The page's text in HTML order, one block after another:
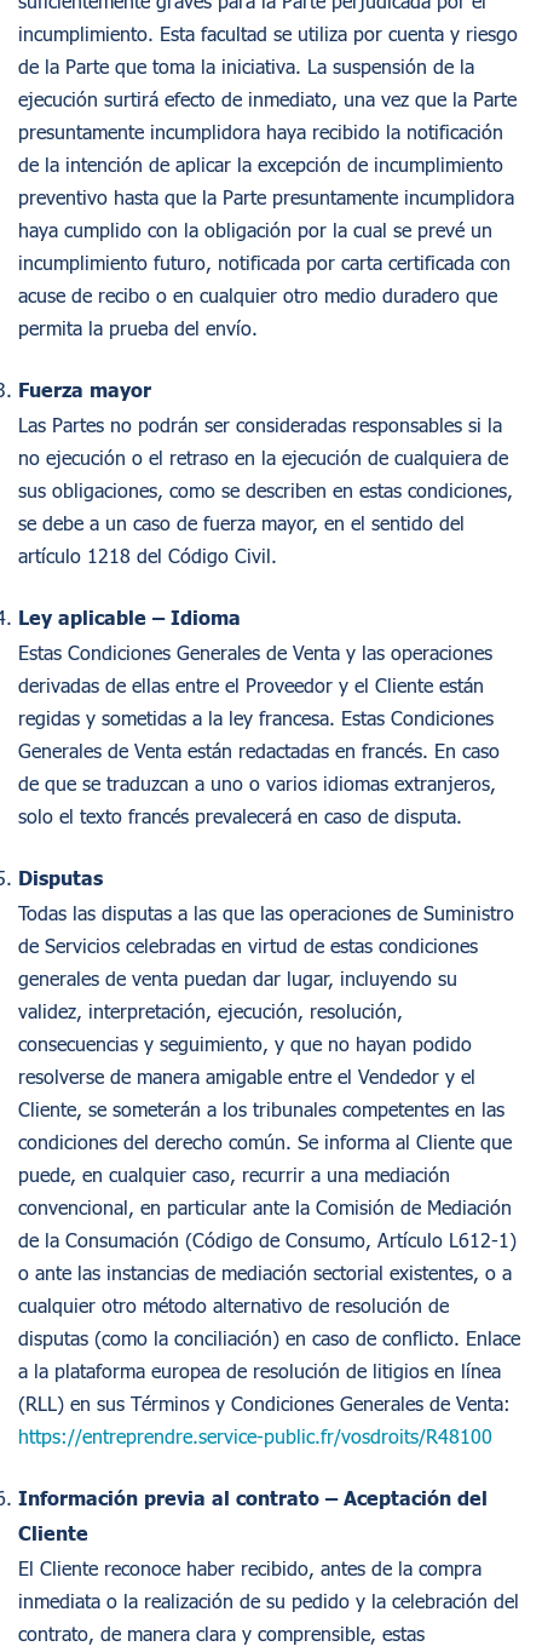
incumplimiento. Esta facultad se utiliza por cuenta y riesgo
de la Parte que toma la iniciativa. La suspensión de la
ejecución surtirá efecto de inmediato, una vez que la Parte
presuntamente incumplidora haya recibido la notificación
de la intención de aplicar la excepción de incumplimiento
preventivo hasta que la Parte presuntamente incumplidora
haya cumplido con la obligación por la cual se prevé un
incumplimiento futuro, notificada por carta certificada con
acuse de recibo o en cualquier otro medio duradero que
permita la prueba del envío.
Fuerza mayor
Las Partes no podrán ser consideradas responsables si la
no ejecución o el retraso en la ejecución de cualquiera de
sus obligaciones, como se describen en estas condiciones,
se debe a un caso de fuerza mayor, en el sentido del
artículo 1218 del Código Civil.
Ley aplicable – Idioma
Estas Condiciones Generales de Venta y las operaciones
derivadas de ellas entre el Proveedor y el Cliente están
regidas y sometidas a la ley francesa. Estas Condiciones
Generales de Venta están redactadas en francés. En caso
de que se traduzcan a uno o varios idiomas extranjeros,
solo el texto francés prevalecerá en caso de disputa.
Disputas
Todas las disputas a las que las operaciones de Suministro
de Servicios celebradas en virtud de estas condiciones
generales de venta puedan dar lugar, incluyendo su
validez, interpretación, ejecución, resolución,
consecuencias y seguimiento, y que no hayan podido
resolverse de manera amigable entre el Vendedor y el
Cliente, se someterán a los tribunales competentes en las
condiciones del derecho común. Se informa al Cliente que
puede, en cualquier caso, recurrir a una mediación
convencional, en particular ante la Comisión de Mediación
de la Consumación (Código de Consumo, Artículo L612-1)
o ante las instancias de mediación sectorial existentes, o a
cualquier otro método alternativo de resolución de
disputas (como la conciliación) en caso de conflicto. Enlace
a la plataforma europea de resolución de litigios en línea
(RLL) en sus Términos y Condiciones Generales de Venta:
https://entreprendre.service-public.fr/vosdroits/R48100
Información previa al contrato – Aceptación del
Cliente
El Cliente reconoce haber recibido, antes de la compra
inmediata o la realización de su pedido y la celebración del
contrato, de manera clara y comprensible, estas